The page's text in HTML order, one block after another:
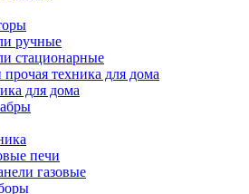
ручные
стационарные
техника для дома
для дома
печи
газовые